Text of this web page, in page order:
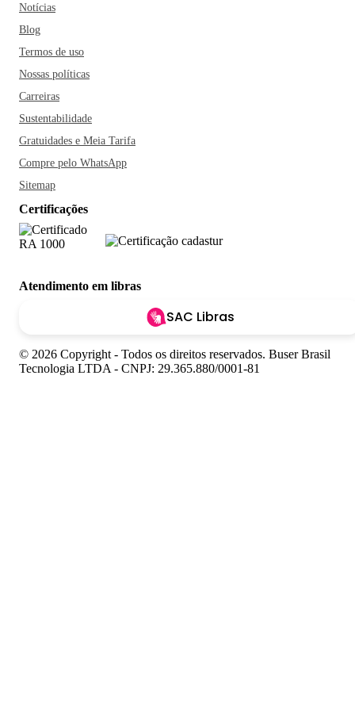
Notícias
Blog
Termos de uso
Nossas políticas
Carreiras
Sustentabilidade
Gratuidades e Meia Tarifa
Compre pelo WhatsApp
Sitemap
Certificações
Atendimento em libras
SAC Libras
© 2026 Copyright - Todos os direitos reservados. Buser Brasil
Tecnologia LTDA - CNPJ: 29.365.880/0001-81